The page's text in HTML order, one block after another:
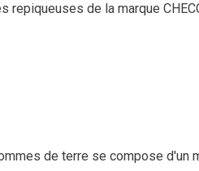
repiqueuses de la marque
de terre se compose d'un